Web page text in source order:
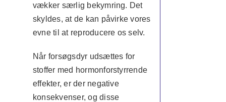
vækker særlig bekymring. Det
skyldes, at de kan påvirke vores
evne til at reproducere os selv.
Når forsøgsdyr udsættes for
stoffer med hormonforstyrrende
effekter, er der negative
konsekvenser, og disse